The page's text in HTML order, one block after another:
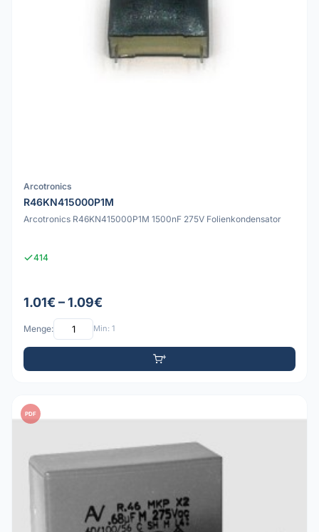
Arcotronics
R46KN415000P1M
Arcotronics R46KN415000P1M 1500nF 275V Folienkondensator
414
1.01€ – 1.09€
Menge: Min: 1
PDF